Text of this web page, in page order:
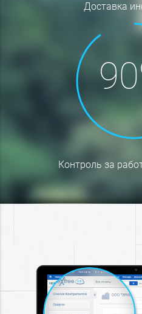
доставка
контроль за